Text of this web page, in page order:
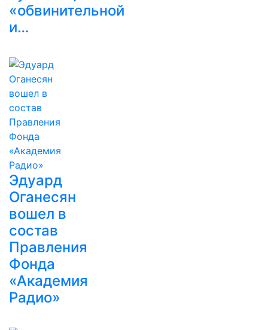
«обвинительной
и…
Эдуард
Оганесян
вошел в
состав
Правления
Фонда
«Академия
Радио»